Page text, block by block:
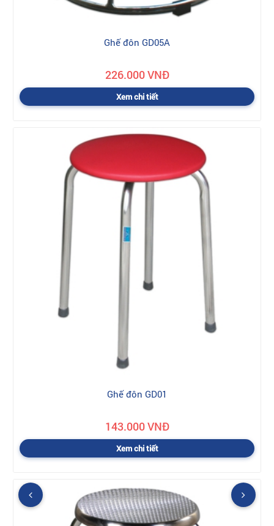
Ghế đôn GD05A
226.000 VNĐ
Xem chi tiết
Ghế đôn GD01
143.000 VNĐ
Xem chi tiết